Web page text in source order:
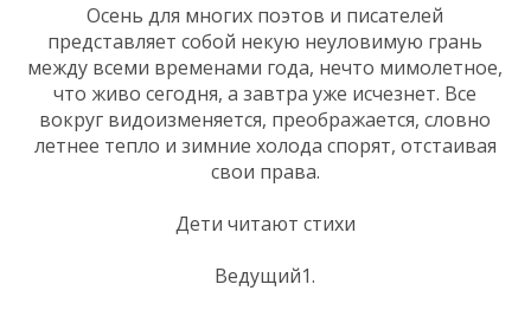
Осень для многих поэтов и писателей
представляет собой некую неуловимую грань
между всеми временами года, нечто мимолетное,
что живо сегодня, а завтра уже исчезнет. Все
вокруг видоизменяется, преображается, словно
летнее тепло и зимние холода спорят, отстаивая
свои права.
Дети читают стихи
Ведущий1.